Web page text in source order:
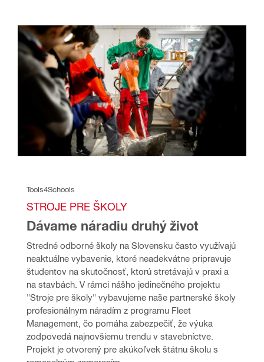
Tools4Schools
STROJE PRE ŠKOLY
Dávame náradiu druhý život
Stredné odborné školy na Slovensku často využívajú
neaktuálne vybavenie, ktoré neadekvátne pripravuje
študentov na skutočnosť, ktorú stretávajú v praxi a
na stavbách. V rámci nášho jedinečného projektu
"Stroje pre školy" vybavujeme naše partnerské školy
profesionálnym náradím z programu Fleet
Management, čo pomáha zabezpečiť, že výuka
zodpovedá najnovšiemu trendu v stavebníctve.
Projekt je otvorený pre akúkoľvek štátnu školu s